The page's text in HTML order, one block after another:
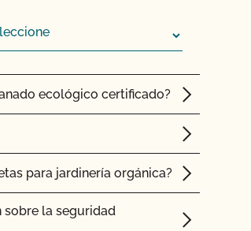
de CCOF cuesta más
Plan de Certificación de
orgánica?
vacunas,
para los cultivos y el
ecológico certificado?
para jardinería orgánica?
sobre la seguridad